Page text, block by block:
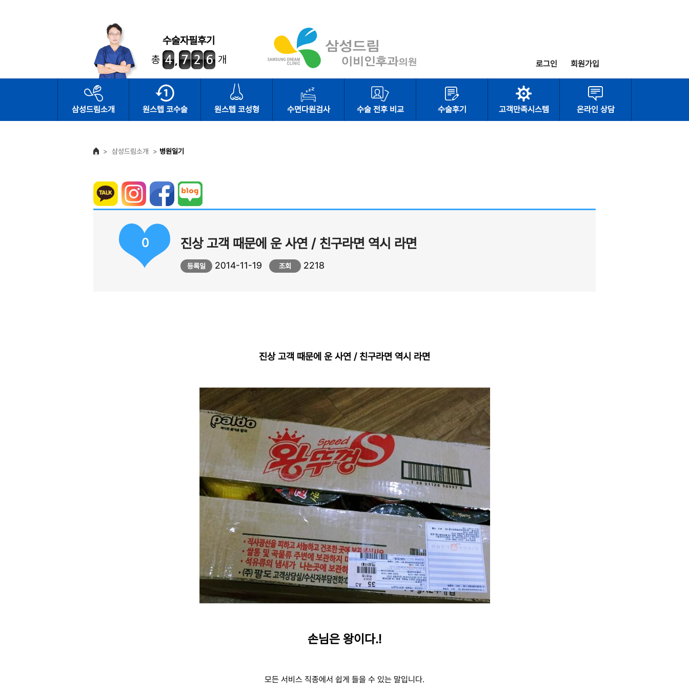
수술자필후기
총
개 로그인 회원가입
삼성드림소개 원스텝 코수술 원스텝 코성형 수면다원검사 수술 전후 비교 수술후기 고객만족시스템 온라인 상담
> 삼성드림소개 > 병원일기
0 진상 고객 때문에 운 사연 / 친구라면 역시 라면
등록일 2014-11-19 조회 2218
진상 고객 때문에 운 사연 / 친구라면 역시 라면
손님은 왕이다.!
모든 서비스 직종에서 쉽게 들을 수 있는 말입니다.